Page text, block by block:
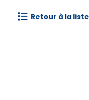
retour à la liste